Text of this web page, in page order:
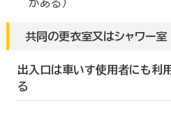
がある）
共同の更衣室又はシャワー室
出入口は車いす使用者にも利
る